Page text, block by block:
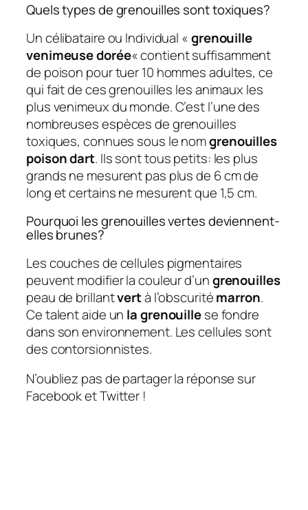
Quels types de grenouilles sont toxiques?
Un célibataire ou Individual «grenouille
venimeuse dorée« contient suffisamment
de poison pour tuer 10 hommes adultes, ce
qui fait de ces grenouilles les animaux les
plus venimeux du monde. C’est l’une des
nombreuses espèces de grenouilles
toxiques, connues sous le nomgrenouilles
poison dart. Ils sont tous petits: les plus
grands ne mesurent pas plus de 6 cm de
long et certains ne mesurent que 1,5 cm.
Pourquoi les grenouilles vertes deviennent-
elles brunes?
Les couches de cellules pigmentaires
peuvent modifier la couleur d’ungrenouilles
peau de brillantvertà l’obscuritémarron.
Ce talent aide un la grenouillese fondre
dans son environnement. Les cellules sont
des contorsionnistes.
N’oubliez pas de partager la réponse sur
Facebook et Twitter !